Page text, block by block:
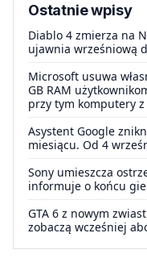
Ostatnie wpisy
Diablo 4 zmierza na
ujawnia wrześniową
Microsoft usuwa
GB RAM
przy tym komputery z
Asystent Google
miesiącu. Od 4
Sony umieszcza
informuje o końcu
GTA 6 z nowym
zobaczą wcześniej